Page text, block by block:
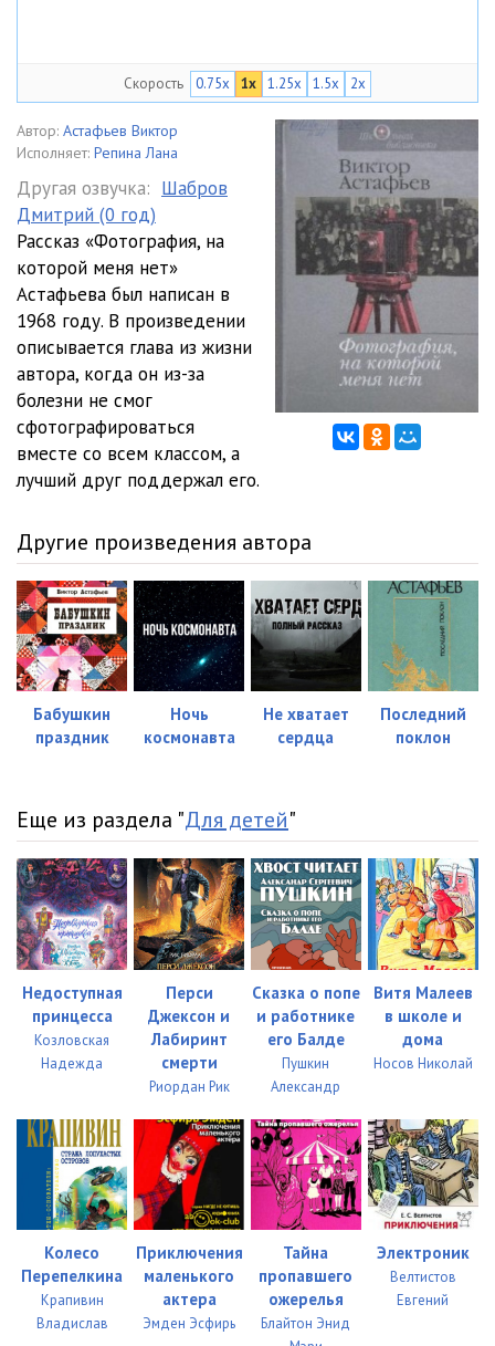
Скорость 0.75x 1x 1.25x 1.5x 2x
Автор: Астафьев Виктор
Исполняет: Репина Лана
Другая озвучка: Шабров
Дмитрий (0 год)
Рассказ «Фотография, на
которой меня нет»
Астафьева был написан в
1968 году. В произведении
описывается глава из жизни
автора, когда он из-за
болезни не смог
сфотографироваться
вместе со всем классом, а
лучший друг поддержал его.
Другие произведения автора
Бабушкин
праздник
Ночь
космонавта
Не хватает
сердца
Последний
поклон
Еще из раздела "Для детей"
Недоступная
принцесса
Козловская
Надежда
Перси
Джексон и
Лабиринт
смерти
Риордан Рик
Сказка о попе
и работнике
его Балде
Пушкин
Александр
Витя Малеев
в школе и
дома
Носов Николай
Колесо
Перепелкина
Крапивин
Владислав
Приключения
маленького
актера
Эмден Эсфирь
Тайна
пропавшего
ожерелья
Блайтон Энид
Электроник
Велтистов
Евгений